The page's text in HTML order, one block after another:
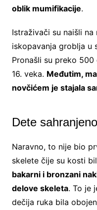
oblik mumifikacije.
Istraživači su naišli
iskopavanja groblja u
Pronašli su preko
16. veka. Međutim,
novčićem je stajala
Dete
Naravno, to nije bio
skelete čije su kosti
bakarni i bronzani
delove skeleta. To je
dečija ruka bila